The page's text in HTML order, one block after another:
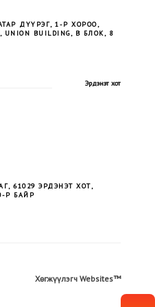
ДҮҮРЭГ, 1-Р ХОРОО,
BUILDING, B БЛОК, 8
Эрдэнэт хот
61029 ЭРДЭНЭТ ХОТ,
Р БАЙР
Хөгжүүлэгч Websites™